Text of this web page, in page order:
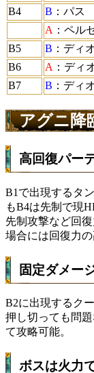
B4
B ：パス
A ：ペル
B5
B ：ディ
B6
A ：ディ
B7
B ：ディ
アグニ降
高回復パー
B1で出現するタ
もB4は先制で現
先制攻撃など回
場合には回復力
固定ダメー
B2に出現するク
押し切っても問
て攻略可能。
ボスは火力